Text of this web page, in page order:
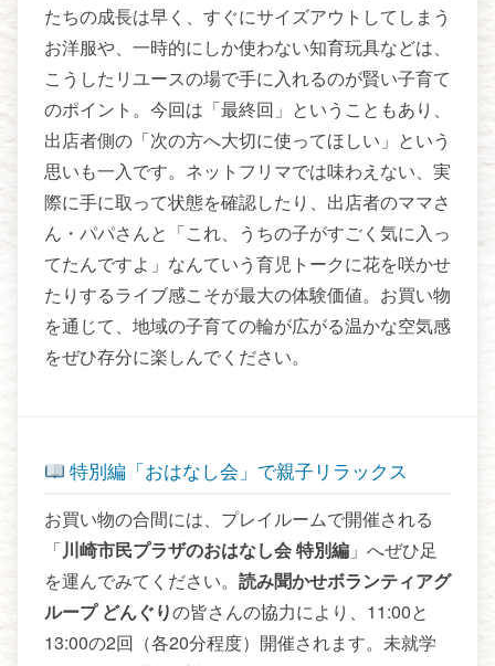
たちの成長は早く、すぐにサイズアウトしてしまう
お洋服や、一時的にしか使わない知育玩具などは、
こうしたリユースの場で手に入れるのが賢い子育て
のポイント。今回は「最終回」ということもあり、
出店者側の「次の方へ大切に使ってほしい」という
思いも一入です。ネットフリマでは味わえない、実
際に手に取って状態を確認したり、出店者のママさ
ん・パパさんと「これ、うちの子がすごく気に入っ
てたんですよ」なんていう育児トークに花を咲かせ
たりするライブ感こそが最大の体験価値。お買い物
を通じて、地域の子育ての輪が広がる温かな空気感
をぜひ存分に楽しんでください。
特別編「おはなし会」で親子リラックス
お買い物の合間には、プレイルームで開催される
「川崎市民プラザのおはなし会 特別編 」へぜひ足
を運んでみてください。 読み聞かせボランティアグ
ループ どんぐりの皆さんの協力により、11:00と
13:00の2回（各20分程度）開催されます。未就学